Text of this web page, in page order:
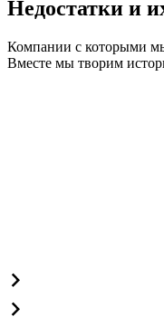
Недостатки и
Компании с которыми
Вместе мы творим